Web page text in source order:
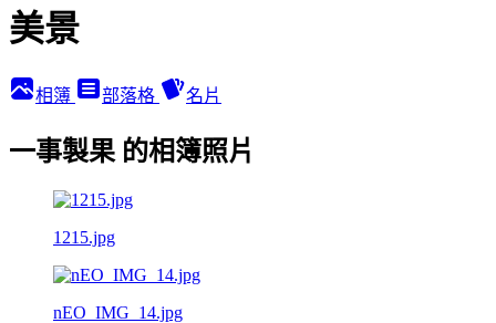
美景
相簿 部落格 名片
一事製果 的相簿照片
1215.jpg
nEO_IMG_14.jpg